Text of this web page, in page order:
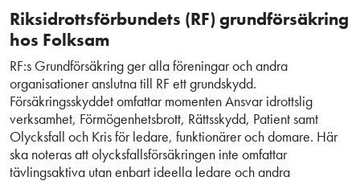
Riksidrottsförbundets (RF) grundförsäkring
hos Folksam
RF:s Grundförsäkring ger alla föreningar och andra
organisationer anslutna till RF ett grundskydd.
Försäkringsskyddet omfattar momenten Ansvar idrottslig
verksamhet, Förmögenhetsbrott, Rättsskydd, Patient samt
Olycksfall och Kris för ledare, funktionärer och domare. Här
ska noteras att olycksfallsförsäkringen inte omfattar
tävlingsaktiva utan enbart ideella ledare och andra